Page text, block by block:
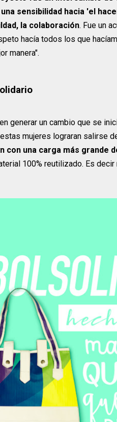
sensibilidad hacia 'el
la colaboración. Fue un
hacía todos los que
manera".
generar un cambio que se
mujeres lograran salirse
con una carga más grande
100% reutilizado. Es